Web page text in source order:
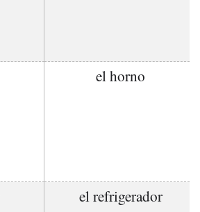
el horno
el refrigerador